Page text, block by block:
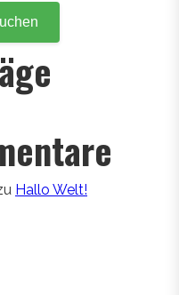
Hallo Welt!